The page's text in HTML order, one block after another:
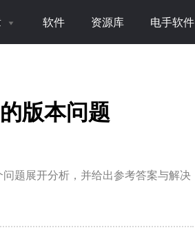
软件 资源库 电手软件
版本问题
题展开分析，并给出参考答案与解决